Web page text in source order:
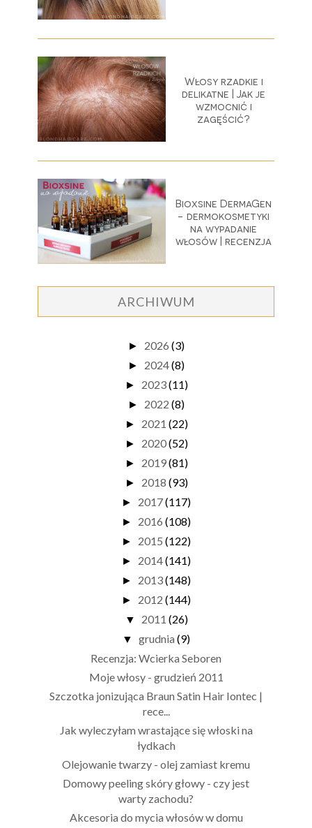
Włosy rzadkie i
delikatne | Jak je
wzmocnić i
zagęścić?
Bioxsine DermaGen
- dermokosmetyki
na wypadanie
włosów | recenzja
ARCHIWUM
► 2026 (3)
► 2024(8)
► 2023(11)
► 2022 (8)
► 2021 (22)
► 2020(52)
► 2019(81)
► 2018 (93)
► 2017(117)
► 2016 (108)
► 2015 (122)
► 2014(141)
► 2013(148)
► 2012 (144)
▼ 2011 (26)
▼ grudnia (9)
Recenzja: Wcierka Seboren
Moje włosy - grudzień 2011
Szczotka jonizująca Braun Satin Hair Iontec |
rece...
Jak wyleczyłam wrastające się włoski na
łydkach
Olejowanie twarzy - olej zamiast kremu
Domowy peeling skóry głowy - czy jest
warty zachodu?
Akcesoria do mycia włosów w domu